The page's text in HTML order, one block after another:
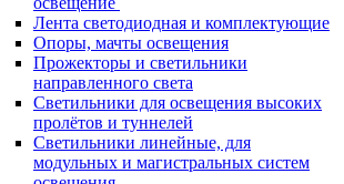
Лента светодиодная и комплектующие
Опоры, мачты освещения
Прожекторы и светильники
направленного света
Светильники для освещения высоких
пролётов и туннелей
Светильники линейные, для
модульных и магистральных систем